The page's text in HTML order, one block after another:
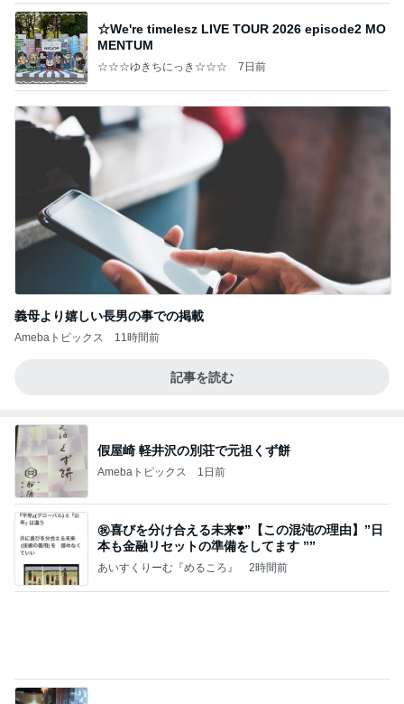
☆We're timelesz LIVE TOUR 2026 episode2 MO
MENTUM
☆☆☆ゆきちにっき☆☆☆ 7日前
義母より嬉しい長男の事での掲載
Amebaトピックス 11時間前
記事を読む
假屋崎 軽井沢の別荘で元祖くず餅
Amebaトピックス 1日前
㊗️喜びを分け合える未来❣️”【この混沌の理由】”⽇
本も⾦融リセットの準備をしてます ””
あいすくりーむ『めるころ』 2時間前